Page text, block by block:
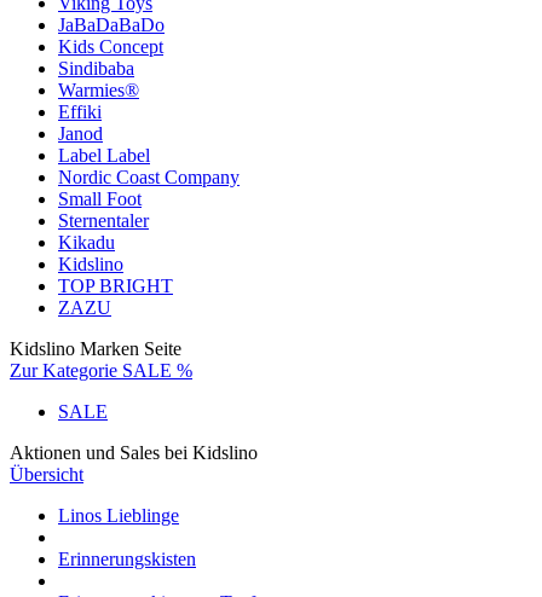
JaBaDaBaDo
Kids Concept
Sindibaba
Warmies®
Effiki
Janod
Label Label
Nordic Coast Company
Small Foot
Sternentaler
Kikadu
Kidslino
TOP BRIGHT
ZAZU
Kidslino Marken Seite
Zur Kategorie SALE %
SALE
Aktionen und Sales bei Kidslino
Übersicht
Linos Lieblinge
Erinnerungskisten